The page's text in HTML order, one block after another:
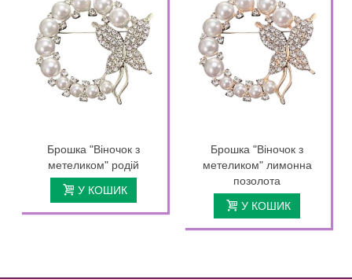
Брошка "Віночок з
метеликом" родій
У КОШИК
Брошка "Віночок з
метеликом" лимонна
позолота
У КОШИК